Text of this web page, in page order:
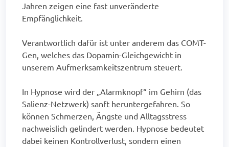
Jahren zeigen eine fast unveränderte
Empfänglichkeit.
Verantwortlich dafür ist unter anderem das COMT-
Gen, welches das Dopamin-Gleichgewicht in
unserem Aufmerksamkeitszentrum steuert.
In Hypnose wird der „Alarmknopf“ im Gehirn (das
Salienz-Netzwerk) sanft heruntergefahren. So
können Schmerzen, Ängste und Alltagsstress
nachweislich gelindert werden. Hypnose bedeutet
dabei keinen Kontrollverlust, sondern einen